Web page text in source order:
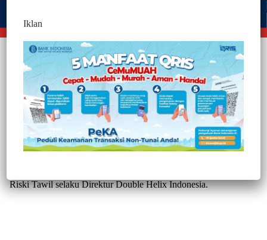
Gowa, Jurnaltivi.com –Foto Press Conference Festival Beatiful
Malino 2025 : “Colours Of Culture” Minggu 6 Juli 2025, di Aula
Karaeng Pattingalloang, Pukul 11.00 wita.
Riski Tawil selaku Direktur Double Helix Indonesia.
Iklan